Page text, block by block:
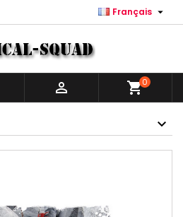
Français 
 shopping_cart0